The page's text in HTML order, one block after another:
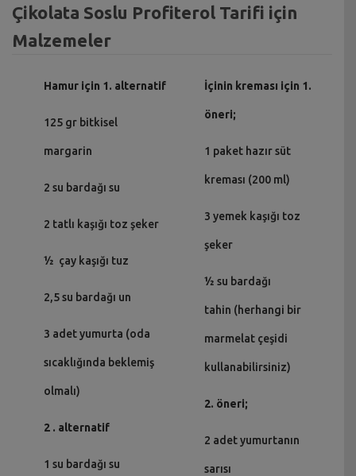
Çikolata Soslu Profiterol Tarifi için
Malzemeler
Hamur için 1. alternatif
125 gr bitkisel
margarin
2 su bardağı su
2 tatlı kaşığı toz şeker
½ çay kaşığı tuz
2,5 su bardağı un
3 adet yumurta (oda
sıcaklığında beklemiş
olmalı)
2 . alternatif
1 su bardağı su
İçinin kreması için 1.
öneri;
1 paket hazır süt
kreması (200 ml)
3 yemek kaşığı toz
şeker
½ su bardağı
tahin (herhangi bir
marmelat çeşidi
kullanabilirsiniz)
2. öneri;
2 adet yumurtanın
sarısı